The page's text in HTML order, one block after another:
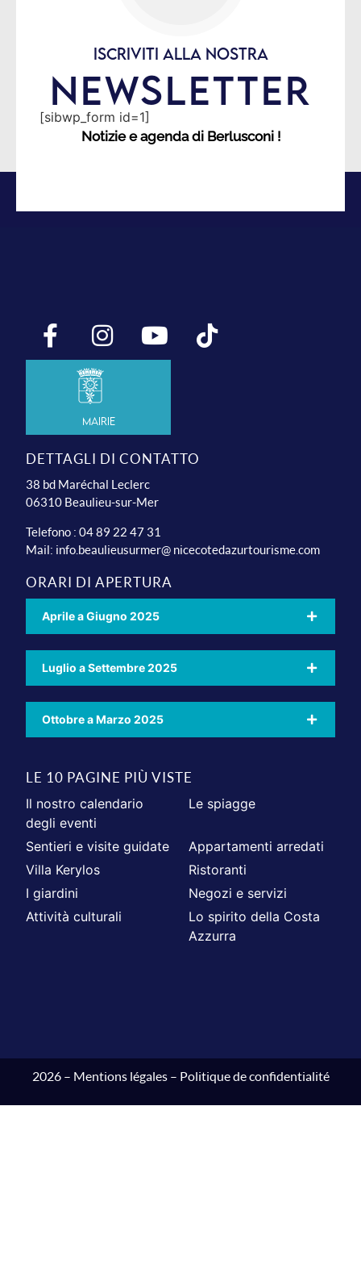
ISCRIVITI ALLA NOSTRA
NEWSLETTER
[sibwp_form id=1]
Notizie e agenda di Berlusconi !
Mairie
DETTAGLI DI CONTATTO
38 bd Maréchal Leclerc
06310 Beaulieu-sur-Mer
Telefono : 04 89 22 47 31
Mail: info.beaulieusurmer@ nicecotedazurtourisme.com
ORARI DI APERTURA
Aprile a Giugno 2025
Luglio a Settembre 2025
Ottobre a Marzo 2025
LE 10 PAGINE PIÙ VISTE
Il nostro calendario
degli eventi
Le spiagge
Sentieri e visite guidate
Appartamenti arredati
Villa Kerylos
Ristoranti
I giardini
Negozi e servizi
Attività culturali
Lo spirito della Costa
Azzurra
2026 – Mentions légales– Politique de confidentialité